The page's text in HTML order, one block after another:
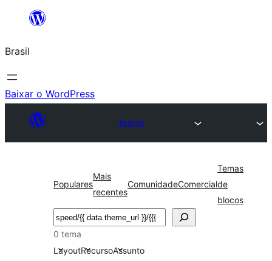
o
conteúdo
Brasil
Baixar o WordPress
Temas
Populares
Mais
recentes
ComunidadeComercial
Temas
de
blocos
Pesquisar
0 tema
LayoutRecursoAssunto